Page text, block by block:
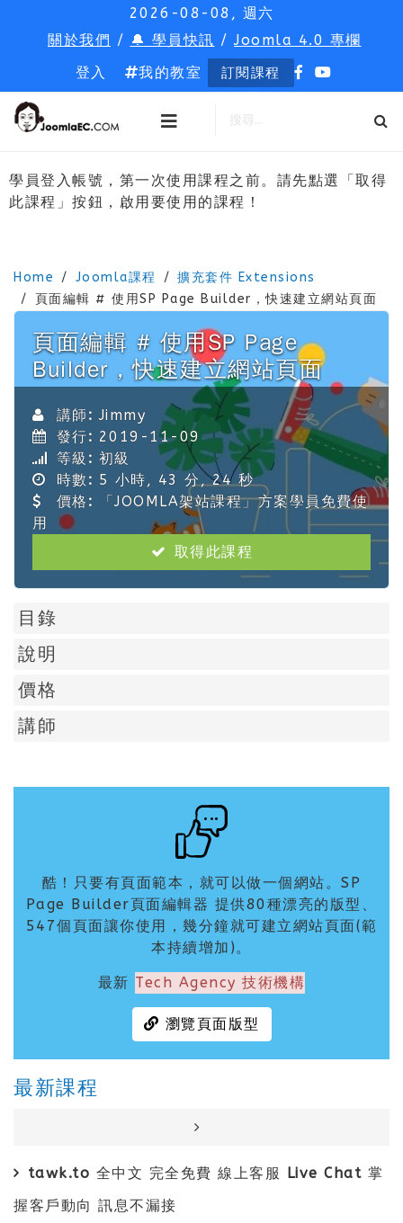
2026-08-08, 週六
關於我們 / 🔔 學員快訊 /Joomla 4.0 專欄
登入
我的教室 訂閱課程
學員登入帳號，第一次使用課程之前。請先點選「取得
此課程」按鈕，啟用要使用的課程！
Home Joomla課程
擴充套件 Extensions
頁面編輯 # 使用SP Page Builder，快速建立網站頁面
頁面編輯 # 使用SP Page
Builder，快速建立網站頁面
講師: Jimmy
發行: 2019-11-09
等級: 初級
時數: 5 小時, 43 分, 24 秒
價格: 「JOOMLA架站課程」方案學員免費使
用
取得此課程
目錄
說明
價格
講師
酷！只要有頁面範本，就可以做一個網站。SP
Page Builder頁面編輯器 提供80種漂亮的版型、
547個頁面讓你使用，幾分鐘就可建立網站頁面(範
本持續增加)。
最新 Tech Agency 技術機構
瀏覽頁面版型
最新課程
tawk.to 全中文 完全免費 線上客服 Live Chat 掌
握客戶動向 訊息不漏接